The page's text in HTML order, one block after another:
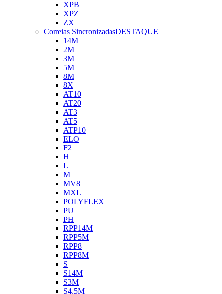
XPB
XPZ
ZX
Correias SincronizadasDESTAQUE
14M
2M
3M
5M
8M
8X
AT10
AT20
AT3
AT5
ATP10
ELO
F2
H
L
M
MV8
MXL
POLYFLEX
PU
PH
RPP14M
RPP5M
RPP8
RPP8M
S
S14M
S3M
S4,5M